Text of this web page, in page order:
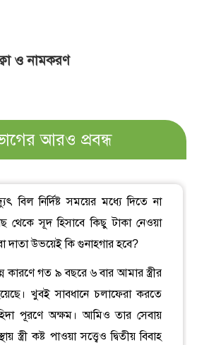
ও নামকরণ
আরও প্রবন্ধ
বিল নির্দিষ্ট সময়ের মধ্যে দিতে না
থেকে সূদ হিসাবে কিছু টাকা নেওয়া
দাতা উভয়েই কি গুনাহগার হবে?
কারণে গত ৯ বছরে ৬ বার আমার স্ত্রীর
খুবই সাবধানে চলাফেরা করতে
পূরণে অক্ষম। আমিও তার সেবায়
স্ত্রী কষ্ট পাওয়া সত্ত্বেও দ্বিতীয় বিবাহ